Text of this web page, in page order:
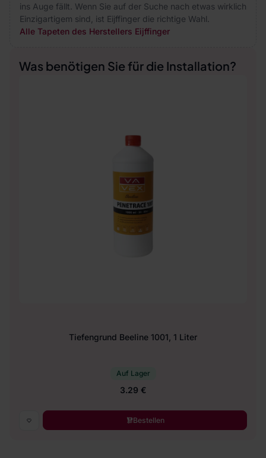
ins Auge fällt. Wenn Sie auf der Suche nach etwas wirklich
Einzigartigem sind, ist Eijffinger die richtige Wahl.
Alle Tapeten des Herstellers Eijffinger
Was benötigen Sie für die Installation?
Tiefengrund Beeline 1001, 1 Liter
Auf Lager
3.29 €
Bestellen